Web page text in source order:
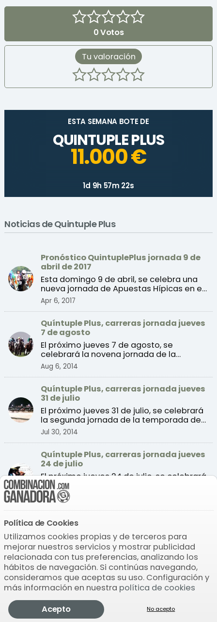
Quintuple
Comprobar Pronosticador Jugar
0Votos
Tu valoración
ESTA SEMANA BOTE DE
QUINTUPLE PLUS
11.000 €
1d 9h 57m 22s
Noticias de Quintuple Plus
Pronóstico QuintuplePlus jornada 9 de
abril de 2017
Esta domingo 9 de abril, se celebra una
nueva jornada de Apuestas Hípicas en el
Apr 6, 2017
Quíntuple Plus, carreras jornada jueves
7 de agosto
El próximo jueves 7 de agosto, se
celebrará la novena jornada de la
Aug 6, 2014
Quíntuple Plus, carreras jornada jueves
31 de julio
El próximo jueves 31 de julio, se celebrará
la segunda jornada de la temporada de
verano 2014 de ...
Jul 30, 2014
Quíntuple Plus, carreras jornada jueves
24 de julio
El próximo jueves 24 de julio, se celebrará
la sexta jornada de la temporada de
verano 2014 de c ...
Jul 22, 2014
Quíntuple Plus, carreras jornada jueves
17 de julio
El próximo jueves 17 de julio, se celebrará
la cuarta jornada de la temporada de
verano 2014 de ...
Jul 16, 2014
Quíntuple Plus, carreras jornada jueves
El próximo jueves 10 de julio, se celebrará
la tercera jornada de la temporada de
Política de Cookies
Utilizamos cookies propias y de terceros para
mejorar nuestros servicios y mostrar publicidad
relacionada con tus preferencias, analizando los
hábitos de navegación. Si continúas navegando,
consideramos que aceptas su uso. Configuración y
más información en nuestra política de cookies
Acepto
No acepto